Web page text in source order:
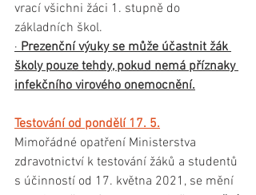
vrací všichni žáci 1. stupně do
základních škol.
· Prezenční výuky se může účastnit žák
školy pouze tehdy, pokud nemá příznaky
infekčního virového onemocnění.
Testování od pondělí 17. 5.
Mimořádné opatření Ministerstva
zdravotnictví k testování žáků a studentů
s účinností od 17. května 2021, se mění